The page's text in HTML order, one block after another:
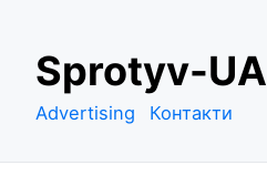
k
Sprotyv-UA
Advertising Контакти